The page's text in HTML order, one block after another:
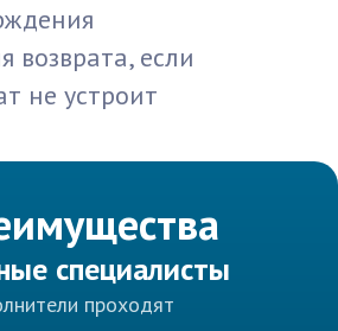
возврата, если
не устроит
специалисты
проходят